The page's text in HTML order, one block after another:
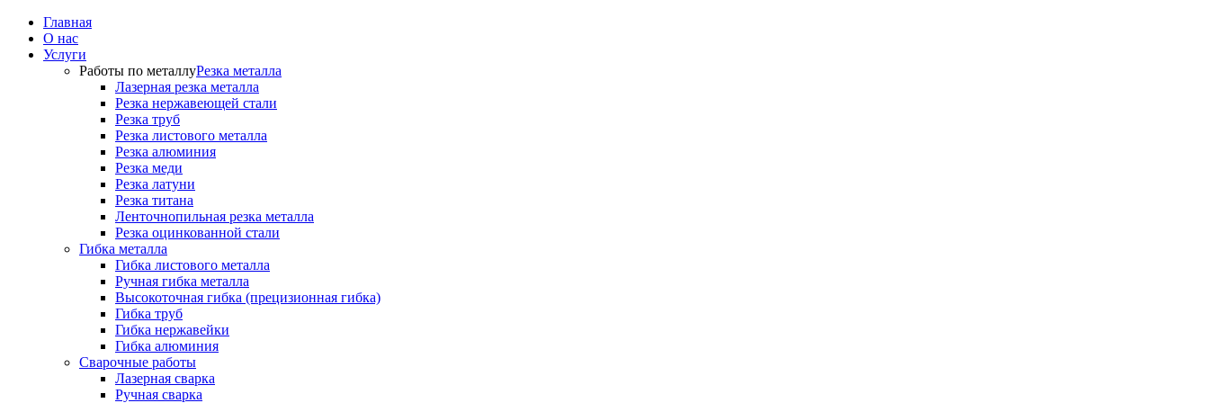
Главная
О нас
Услуги
Работы по металлуРезка металла
Лазерная резка металла
Резка нержавеющей стали
Резка труб
Резка листового металла
Резка алюминия
Резка меди
Резка латуни
Резка титана
Ленточнопильная резка металла
Резка оцинкованной стали
Гибка металла
Гибка листового металла
Ручная гибка металла
Высокоточная гибка (прецизионная гибка)
Гибка труб
Гибка нержавейки
Гибка алюминия
Сварочные работы
Лазерная сварка
Ручная сварка